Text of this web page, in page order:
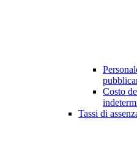
Costo
Tassi di